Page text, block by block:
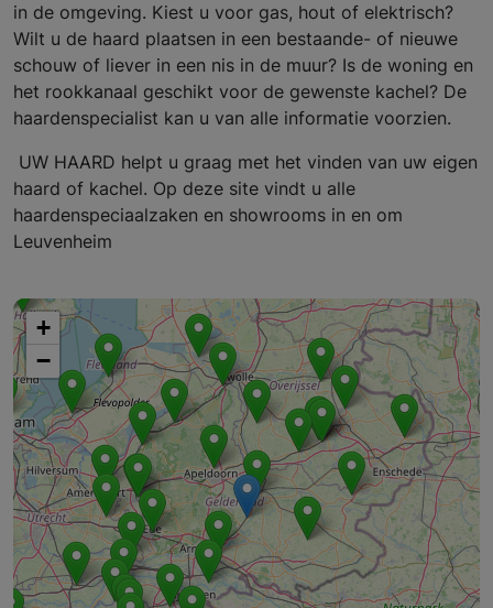
in de omgeving. Kiest u voor gas, hout of elektrisch?
Wilt u de haard plaatsen in een bestaande- of nieuwe
schouw of liever in een nis in de muur? Is de woning en
het rookkanaal geschikt voor de gewenste kachel? De
haardenspecialist kan u van alle informatie voorzien.
UW HAARD helpt u graag met het vinden van uw eigen
haard of kachel. Op deze site vindt u alle
haardenspeciaalzaken en showrooms in en om
Leuvenheim
+
−